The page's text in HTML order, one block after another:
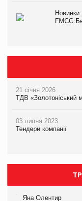
21 січня 2026
ТДВ «Золотоніський
03 липня 2023
Тендери компанії
Яна Олентир